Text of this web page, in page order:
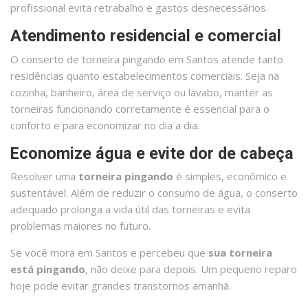
profissional evita retrabalho e gastos desnecessários.
Atendimento residencial e comercial
O conserto de torneira pingando em Santos atende tanto
residências quanto estabelecimentos comerciais. Seja na
cozinha, banheiro, área de serviço ou lavabo, manter as
torneiras funcionando corretamente é essencial para o
conforto e para economizar no dia a dia.
Economize água e evite dor de cabeça
Resolver uma torneira pingando é simples, econômico e
sustentável. Além de reduzir o consumo de água, o conserto
adequado prolonga a vida útil das torneiras e evita
problemas maiores no futuro.
Se você mora em Santos e percebeu que sua torneira
está pingando, não deixe para depois. Um pequeno reparo
hoje pode evitar grandes transtornos amanhã.